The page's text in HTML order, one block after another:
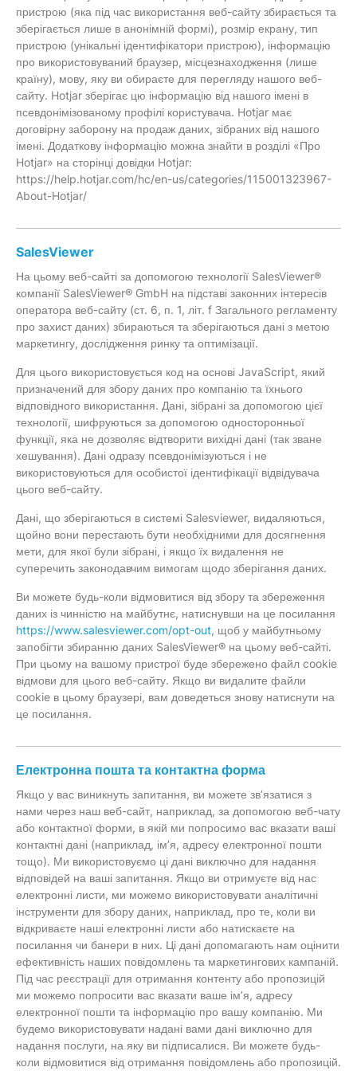
пристрою (яка під час використання веб-сайту збирається та
зберігається лише в анонімній формі), розмір екрану, тип
пристрою (унікальні ідентифікатори пристрою), інформацію
про використовуваний браузер, місцезнаходження (лише
країну), мову, яку ви обираєте для перегляду нашого веб-
сайту. Hotjar зберігає цю інформацію від нашого імені в
псевдонімізованому профілі користувача. Hotjar має
договірну заборону на продаж даних, зібраних від нашого
імені. Додаткову інформацію можна знайти в розділі «Про
Hotjar» на сторінці довідки Hotjar:
https://help.hotjar.com/hc/en-us/categories/115001323967-
About-Hotjar/
SalesViewer
На цьому веб-сайті за допомогою технології SalesViewer®
компанії SalesViewer® GmbH на підставі законних інтересів
оператора веб-сайту (ст. 6, п. 1, літ. f Загального регламенту
про захист даних) збираються та зберігаються дані з метою
маркетингу, дослідження ринку та оптимізації.
Для цього використовується код на основі JavaScript, який
призначений для збору даних про компанію та їхнього
відповідного використання. Дані, зібрані за допомогою цієї
технології, шифруються за допомогою односторонньої
функції, яка не дозволяє відтворити вихідні дані (так зване
хешування). Дані одразу псевдонімізуються і не
використовуються для особистої ідентифікації відвідувача
цього веб-сайту.
Дані, що зберігаються в системі Salesviewer, видаляються,
щойно вони перестають бути необхідними для досягнення
мети, для якої були зібрані, і якщо їх видалення не
суперечить законодавчим вимогам щодо зберігання даних.
Ви можете будь-коли відмовитися від збору та збереження
даних із чинністю на майбутнє, натиснувши на це посилання
https://www.salesviewer.com/opt-out, щоб у майбутньому
запобігти збиранню даних SalesViewer® на цьому веб-сайті.
При цьому на вашому пристрої буде збережено файл cookie
відмови для цього веб-сайту. Якщо ви видалите файли
cookie в цьому браузері, вам доведеться знову натиснути на
це посилання.
Електронна пошта та контактна форма
Якщо у вас виникнуть запитання, ви можете зв’язатися з
нами через наш веб-сайт, наприклад, за допомогою веб-чату
або контактної форми, в якій ми попросимо вас вказати ваші
контактні дані (наприклад, ім’я, адресу електронної пошти
тощо). Ми використовуємо ці дані виключно для надання
відповідей на ваші запитання. Якщо ви отримуєте від нас
електронні листи, ми можемо використовувати аналітичні
інструменти для збору даних, наприклад, про те, коли ви
відкриваєте наші електронні листи або натискаєте на
посилання чи банери в них. Ці дані допомагають нам оцінити
ефективність наших повідомлень та маркетингових кампаній.
Під час реєстрації для отримання контенту або пропозицій
ми можемо попросити вас вказати ваше ім’я, адресу
електронної пошти та інформацію про вашу компанію. Ми
будемо використовувати надані вами дані виключно для
надання послуги, на яку ви підписалися. Ви можете будь-
коли відмовитися від отримання повідомлень або пропозицій.